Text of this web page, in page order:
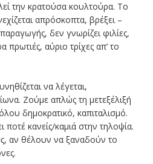
την κρατούσα κουλτούρα. Το
απρόσκοπτα, βρέξει –
δεν γνωρίζει φιλίες,
πρωτιές, αύριο τρίχες απ’ το
να λέγεται,
Ζούμε απλώς τη μετεξέλιξή
δημοκρατικό, καπιταλισμό.
κανείς/καμιά στην τηλοψία.
αν θέλουν να ξαναδούν το